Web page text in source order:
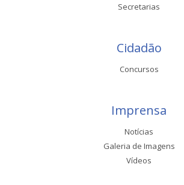
Secretarias
Cidadão
Concursos
Imprensa
Notícias
Galeria de Imagens
Vídeos